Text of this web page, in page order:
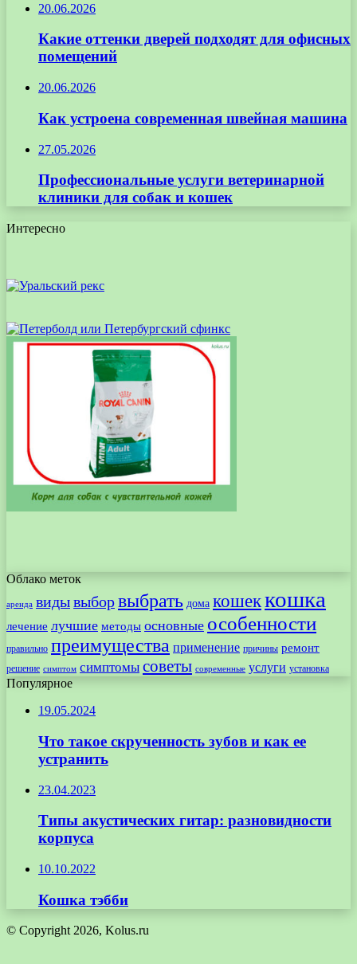
20.06.2026
Какие оттенки дверей подходят для офисных
помещений
20.06.2026
Как устроена современная швейная машина
27.05.2026
Профессиональные услуги ветеринарной
клиники для собак и кошек
Интересно
Облако меток
аренда видывыборвыбрать дома кошеккошка
лечение лучшие методы основные особенности
правильно преимущества применение причины ремонт
решение симптом симптомы советы современные услуги установка
Популярное
19.05.2024
Что такое скрученность зубов и как ее
устранить
23.04.2023
Типы акустических гитар: разновидности
корпуса
10.10.2022
Кошка тэбби
© Copyright 2026, Kolus.ru